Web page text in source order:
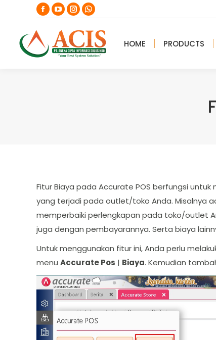
Facebook
page
opens
in
YouTube
page
opens
in
Instagram
page
opens
in
Whatsapp
page
opens
in
HOME PRODUCTS
Fitur Biaya pada Accurate POS berfungsi
yang terjadi pada outlet/toko Anda. Misalnya
memperbaiki perlengkapan pada toko/outlet
juga dengan pembayarannya. Serta biaya
Untuk menggunakan fitur ini, Anda perlu
menu Accurate Pos | Biaya. Kemudian